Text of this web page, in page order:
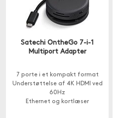
Satechi OntheGo 7-i-1
Multiport Adapter
7 porte i et kompakt format
Understøttelse af 4K HDMI ved
60Hz
Ethernet og kortlæser